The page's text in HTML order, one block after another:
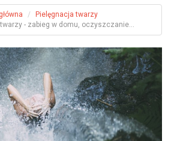
Pielęgnacja twarzy
- zabieg w domu, oczyszczanie...